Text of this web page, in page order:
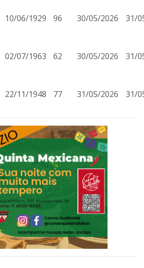
10/06/1929 96 30/05/2026 31/
02/07/1963 62 30/05/2026 31/
22/11/1948 77 31/05/2026 31/